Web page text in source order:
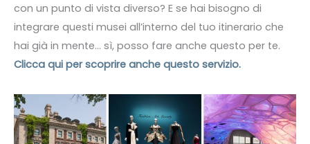
con un punto di vista diverso? E se hai bisogno di
integrare questi musei all’interno del tuo itinerario che
hai già in mente… sì, posso fare anche questo per te.
Clicca qui per scoprire anche questo servizio.